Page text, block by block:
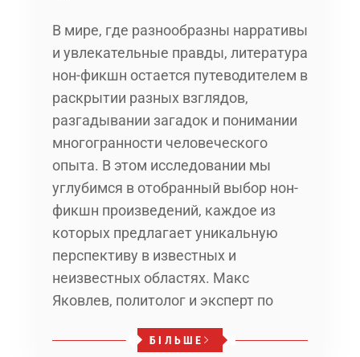
В мире, где разнообразны нарративы
и увлекательные правды, литература
нон-фикшн остается путеводителем в
раскрытии разных взглядов,
разгадывании загадок и понимании
многогранности человеческого
опыта. В этом исследовании мы
углубимся в отобранный выбор нон-
фикшн произведений, каждое из
которых предлагает уникальную
перспективу в известных и
неизвестных областях. Макс
Яковлев, политолог и эксперт по
БІЛЬШЕ